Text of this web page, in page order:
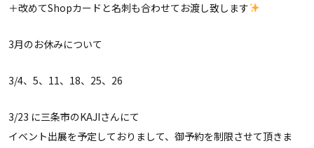
＋改めてShopカードと名刺も合わせてお渡し致します
3月のお休みについて
3/4、5、11、18、25、26
3/23 に三条市のKAJIさんにて
イベント出展を予定しておりまして、御予約を制限させて頂きま